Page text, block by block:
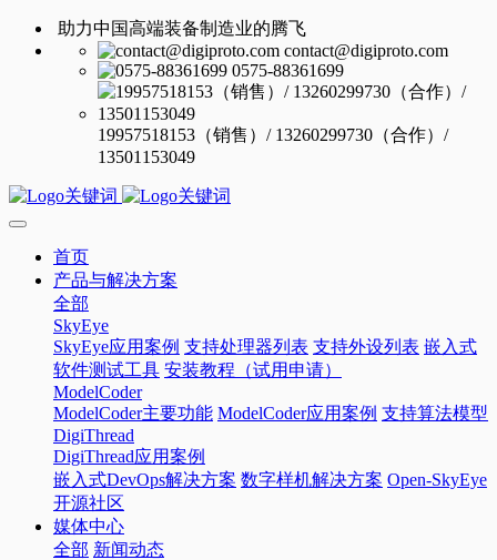
助力中国高端装备制造业的腾飞
contact@digiproto.com
0575-88361699
19957518153（销售）/ 13260299730（合作）/
13501153049
首页
产品与解决方案
全部
SkyEye
SkyEye应用案例 支持处理器列表 支持外设列表 嵌入式
软件测试工具 安装教程（试用申请）
ModelCoder
ModelCoder主要功能 ModelCoder应用案例 支持算法模型
DigiThread
DigiThread应用案例
嵌入式DevOps解决方案 数字样机解决方案 Open-SkyEye
开源社区
媒体中心
全部 新闻动态